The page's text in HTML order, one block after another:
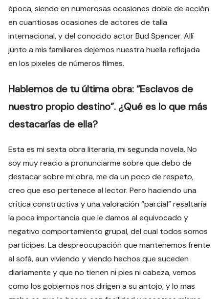
época, siendo en numerosas ocasiones doble de acción
en cuantiosas ocasiones de actores de talla
internacional, y del conocido actor Bud Spencer. Allí
junto a mis familiares dejemos nuestra huella reflejada
en los pixeles de números filmes.
Hablemos de tu última obra: “Esclavos de
nuestro propio destino”. ¿Qué es lo que más
destacarías de ella?
Esta es mi sexta obra literaria, mi segunda novela. No
soy muy reacio a pronunciarme sobre que debo de
destacar sobre mi obra, me da un poco de respeto,
creo que eso pertenece al lector. Pero haciendo una
crítica constructiva y una valoración “parcial” resaltaría
la poca importancia que le damos al equivocado y
negativo comportamiento grupal, del cual todos somos
participes. La despreocupación que mantenemos frente
al sofá, aun viviendo y viendo hechos que suceden
diariamente y que no tienen ni pies ni cabeza, vemos
como los gobiernos nos dirigen a su antojo, y lo mas